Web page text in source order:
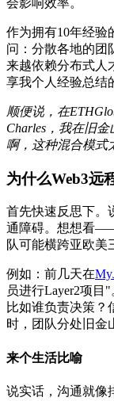
会影响效率。
作为拥有10年经验
问：分散各地的团
来越依赖分布式人
享我个人经验总结
顺便说，在
Charles，我在旧
啊，这种混合模式
为什么Web3远
首先快速反思下。
通障碍。想想看
队可能横跨亚欧美
例如：前几天在
员进行Layer2项
比如谁负责决策？
时，团队分处旧金
来个生活比喻
说实话，沟通就